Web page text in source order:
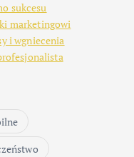
sukcesu
marketingowi
i wgniecenia